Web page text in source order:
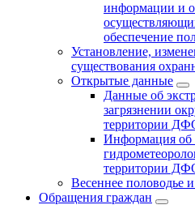
информации и
обеспечение
Установление,
существования
Открытые данные
Данные об
загрязнении
территории
Информация об
территории
Весеннее половодье
Обращения граждан